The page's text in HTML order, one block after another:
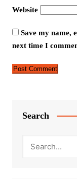
Website
Save my name,
next time I
Search